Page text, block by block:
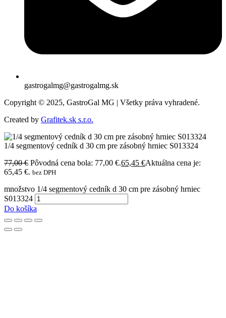
gastrogalmg@gastrogalmg.sk
Copyright © 2025, GastroGal MG | Všetky práva vyhradené.
Created by Grafitek.sk s.r.o.
1/4 segmentový cedník d 30 cm pre zásobný hrniec S013324
77,00€ Pôvodná cena bola: 77,00 €.65,45 €Aktuálna cena je:
65,45 €. bez DPH
množstvo 1/4 segmentový cedník d 30 cm pre zásobný hrniec
S013324
Do košíka